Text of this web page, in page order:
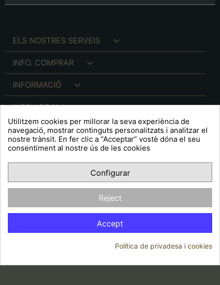
ELS NOSTRES SERVEIS 
INFO. COMPRAR 
INFORMACIÓ 
INFO. LEGAL 
A R T S F I T É
FacebookYouTubePinterest
OPINIONS CLIENTS
Utilitzem cookies per millorar la seva experiència de
navegació, mostrar continguts personalitzats i analitzar el
nostre trànsit. En fer clic a “Acceptar” vostè dóna el seu
consentiment al nostre ús de les cookies
Configurar
Reject
Accept
Política de privadesa i cookies